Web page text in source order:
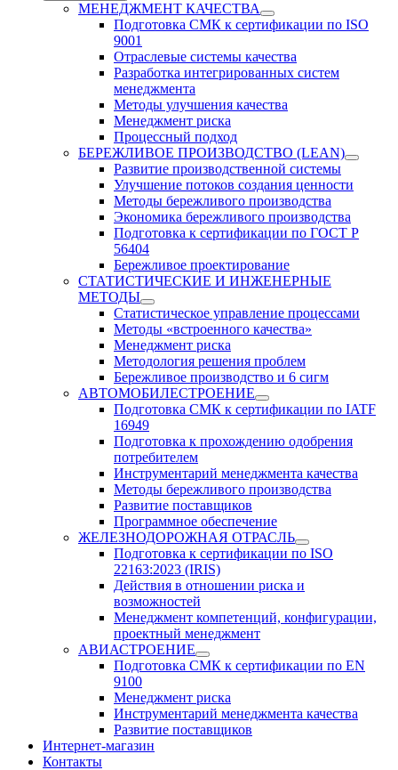
МЕНЕДЖМЕНТ КАЧЕСТВА
Подготовка СМК к сертификации по ISO
9001
Отраслевые системы качества
Разработка интегрированных систем
менеджмента
Методы улучшения качества
Менеджмент риска
Процессный подход
БЕРЕЖЛИВОЕ ПРОИЗВОДСТВО (LEAN)
Развитие производственной системы
Улучшение потоков создания ценности
Методы бережливого производства
Экономика бережливого производства
Подготовка к сертификации по ГОСТ Р
56404
Бережливое проектирование
СТАТИСТИЧЕСКИЕ И ИНЖЕНЕРНЫЕ
МЕТОДЫ
Статистическое управление процессами
Методы «встроенного качества»
Менеджмент риска
Методология решения проблем
Бережливое производство и 6 сигм
АВТОМОБИЛЕСТРОЕНИЕ
Подготовка СМК к сертификации по IATF
16949
Подготовка к прохождению одобрения
потребителем
Инструментарий менеджмента качества
Методы бережливого производства
Развитие поставщиков
Программное обеспечение
ЖЕЛЕЗНОДОРОЖНАЯ ОТРАСЛЬ
Подготовка к сертификации по ISO
22163:2023 (IRIS)
Действия в отношении риска и
возможностей
Менеджмент компетенций, конфигурации,
проектный менеджмент
АВИАСТРОЕНИЕ
Подготовка СМК к сертификации по EN
9100
Менеджмент риска
Инструментарий менеджмента качества
Развитие поставщиков
Интернет-магазин
Контакты